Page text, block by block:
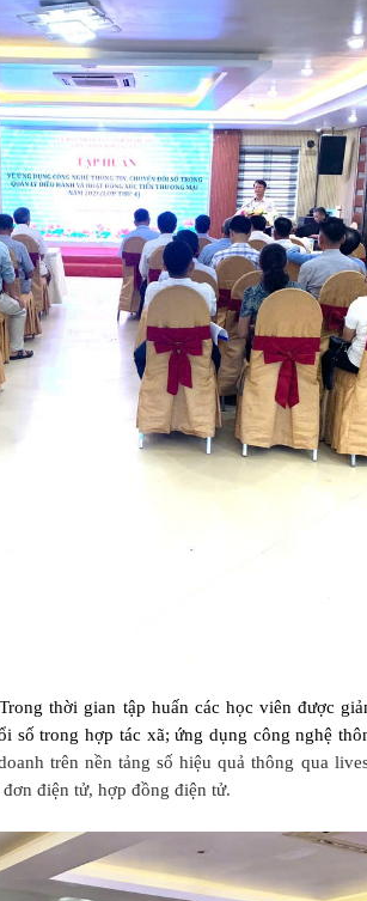
Trong thời gian tập huấn các học viên được
số trong hợp tác xã; ứng dụng công nghệ
trên nền tảng số hiệu quả thông qua
điện tử, hợp đồng điện tử.